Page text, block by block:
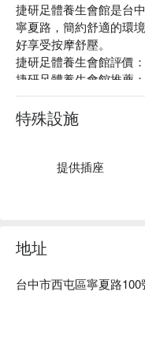
捷研足體養生會館是台
寧夏路，簡約舒適的環
好享受按摩舒壓。
捷研足體養生會館評價
捷研足體養生會館推薦
力道適當，擁有多年經
的放鬆紓壓享受，緩解
師傅以專業熟練的手法
生會館立刻查看⬇︎
特殊設施
提供插座
地址
台中市西屯區寧夏路100